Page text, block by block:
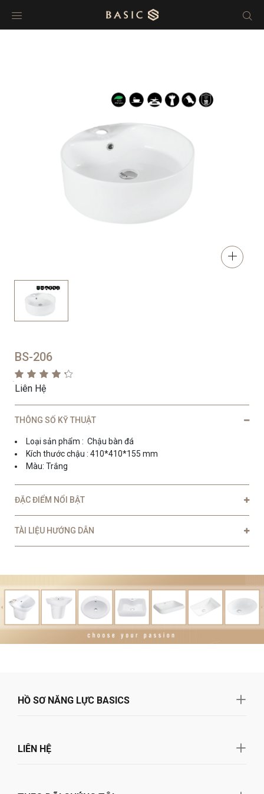
BS-206
Liên Hệ
THÔNG SỐ KỸ THUẬT
Loại sản phẩm : Chậu bàn đá
Kích thước chậu : 410*410*155 mm
Màu: Trắng
ĐẶC ĐIỂM NỔI BẬT
TÀI LIỆU HƯỚNG DẪN
HỒ SƠ NĂNG LỰC BASICS
LIÊN HỆ